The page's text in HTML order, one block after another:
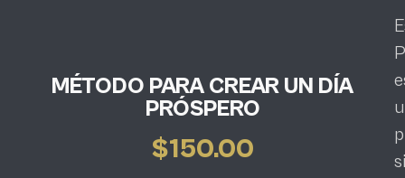
MÉTODO PARA CREAR UN DÍA
PRÓSPERO
$150.00